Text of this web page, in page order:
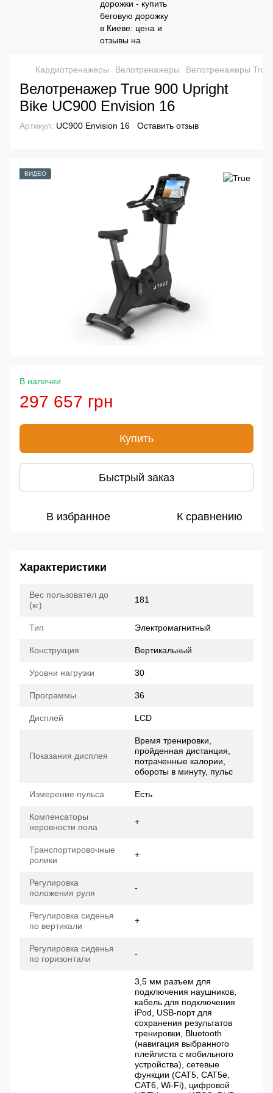
Кардиотренажеры Велотренажеры Велотренажеры True
Велотренажер True 900 Upright
Bike UC900 Envision 16
Артикул: UC900 Envision 16 Оставить отзыв
ВИДЕО
В наличии
297 657 грн
Купить
Быстрый заказ
В избранное К сравнению
Характеристики
Вес пользовател до
(кг)
181
Тип Электромагнитный
Конструкция Вертикальный
Уровни нагрузки 30
Программы 36
Дисплей LCD
Показания дисплея
Время тренировки,
пройденная дистанция,
потраченные калории,
обороты в минуту, пульс
Измерение пульса Есть
Компенсаторы
неровности пола
+
Транспортировочные
ролики
+
Регулировка
положения руля
-
Регулировка сиденья
по вертикали
+
Регулировка сиденья
по горизонтали
-
3,5 мм разъем для
подключения наушников,
кабель для подключения
iPod, USB-порт для
сохранения результатов
тренировки, Bluetooth
(навигация выбранного
плейлиста с мобильного
устройства), сетевые
функции (CAT5, CAT5e,
CAT6, Wi-Fi), цифровой